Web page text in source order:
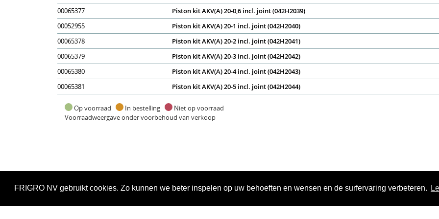
FRIGRO NV gebruikt cookies. Zo kunnen we beter inspelen op uw behoeften en wensen en de surfervaring verbeteren.
00065377
Piston kit AKV(A) 20-0,6 incl. joint (042H2039)
00052955
Piston kit AKV(A) 20-1 incl. joint (042H2040)
00065378
Piston kit AKV(A) 20-2 incl. joint (042H2041)
00065379
Piston kit AKV(A) 20-3 incl. joint (042H2042)
00065380
Piston kit AKV(A) 20-4 incl. joint (042H2043)
00065381
Piston kit AKV(A) 20-5 incl. joint (042H2044)
Op voorraad In bestelling
Niet op voorraad
Voorraadweergave onder voorbehoud van verkoop